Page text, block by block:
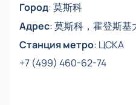
Город:莫斯科
Адрес:莫斯科，霍登斯基
Станция метро: ЦСКА
+7 (499) 460-62-74